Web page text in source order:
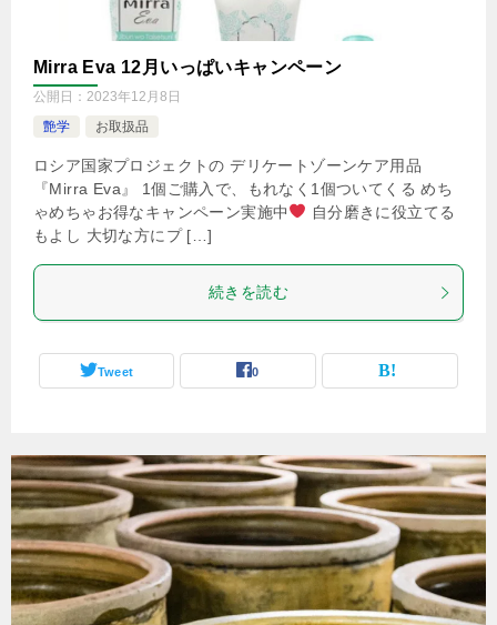
Mirra Eva 12月いっぱいキャンペーン
公開日： 2023年12月8日
艶学
お取扱品
ロシア国家プロジェクトの デリケートゾーンケア用品
『Mirra Eva』 1個ご購入で、もれなく1個ついてくる めち
ゃめちゃお得なキャンペーン実施中
自分磨きに役立てる
もよし 大切な方にプ […]
続きを読む
Tweet 0